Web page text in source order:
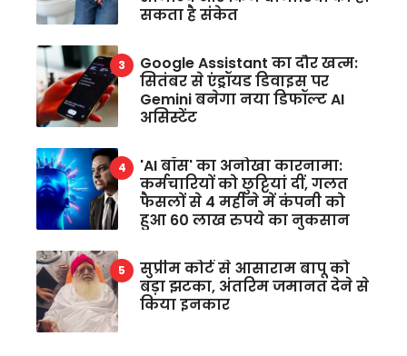
सकता है संकेत
Google Assistant का दौर खत्म:
सितंबर से एंड्रॉयड डिवाइस पर
Gemini बनेगा नया डिफॉल्ट AI
असिस्टेंट
'AI बॉस' का अनोखा कारनामा:
कर्मचारियों को छुट्टियां दीं, गलत
फैसलों से 4 महीने में कंपनी को
हुआ 60 लाख रुपये का नुकसान
सुप्रीम कोर्ट से आसाराम बापू को
बड़ा झटका, अंतरिम जमानत देने से
किया इनकार